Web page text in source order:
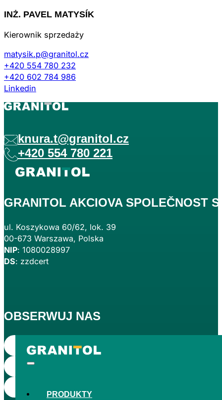
PRODUKTY
INŻ. PAVEL MATYSÍK
Kierownik sprzedaży
matysik.p@granitol.cz
+420 554 780 232
+420 602 784 986
Linkedin
GRANITOL AKCIOVA SPOLEČNOST
ul. Koszykowa 60/62, lok. 39
00-673 Warszawa, Polska
NIP: 1080028997
DS: zzdcert
knura.t@granitol.cz
+420 554 780 221
OBSERWUJ NAS